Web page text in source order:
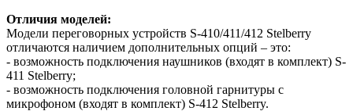
Отличия моделей:
Модели переговорных устройств S-410/411/412 Stelberry
отличаются наличием дополнительных опций – это:
- возможность подключения наушников (входят в комплект) S-
411 Stelberry;
- возможность подключения головной гарнитуры с
микрофоном (входят в комплект) S-412 Stelberry.